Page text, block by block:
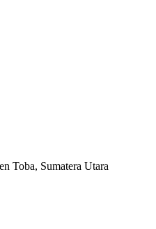
Toba, Sumatera Utara